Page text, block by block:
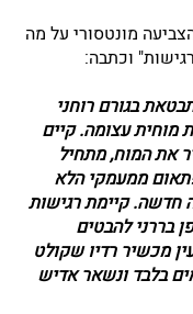
מונטסורי על מה
וכתבה:
בגורם רוחני
מוחית עצומה. קיים
את המוח, מתחיל
ממעמקי הלא
חדשה. קיימת רגישות
בררני להבטים
מכשיר רדיו שקולט
בלבד ונשאר אדיש